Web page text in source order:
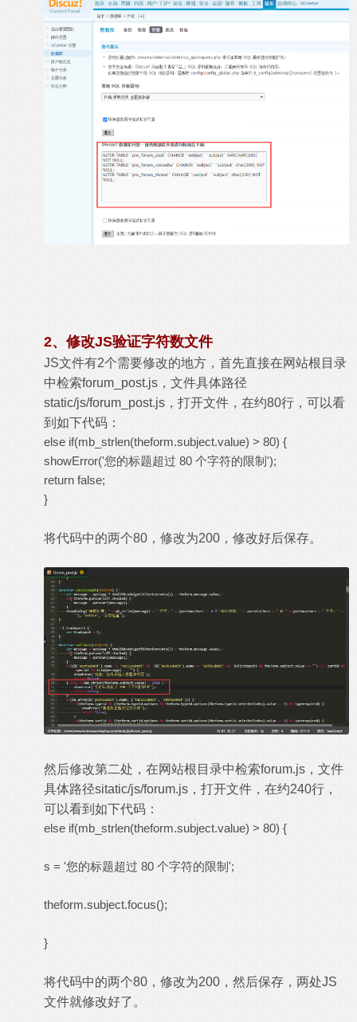
2、修改JS验证字符数文件
JS文件有2个需要修改的地方，首先直接在网站根目录
中检索forum_post.js，文件具体路径
static/js/forum_post.js，打开文件，在约80行，可以看
到如下代码：
else if(mb_strlen(theform.subject.value) > 80) {
showError('您的标题超过 80 个字符的限制');
return false;
}
将代码中的两个80，修改为200，修改好后保存。
然后修改第二处，在网站根目录中检索forum.js，文件
具体路径sitatic/js/forum.js，打开文件，在约240行，
可以看到如下代码：
else if(mb_strlen(theform.subject.value) > 80) {
s = '您的标题超过 80 个字符的限制';
theform.subject.focus();
}
将代码中的两个80，修改为200，然后保存，两处JS
文件就修改好了。